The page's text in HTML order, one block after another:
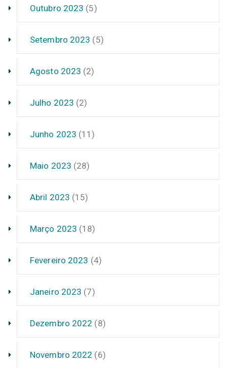
Outubro 2023 (5)
Setembro 2023 (5)
Agosto 2023 (2)
Julho 2023 (2)
Junho 2023 (11)
Maio 2023 (28)
Abril 2023 (15)
Março 2023 (18)
Fevereiro 2023 (4)
Janeiro 2023 (7)
Dezembro 2022 (8)
Novembro 2022 (6)